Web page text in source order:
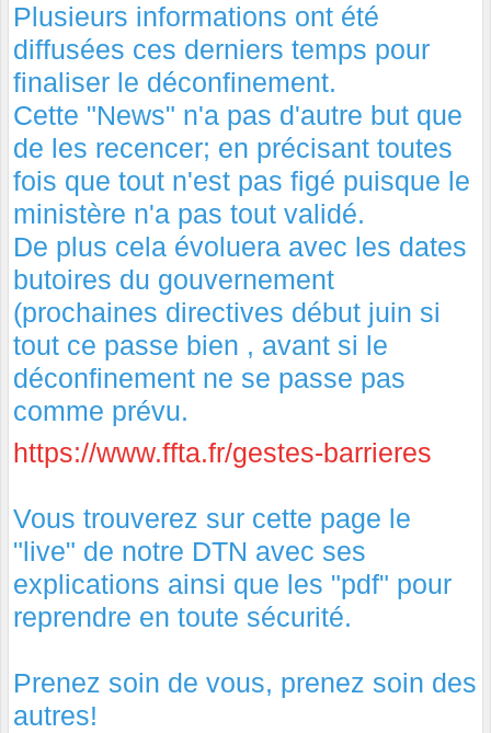
Plusieurs informations ont été
diffusées ces derniers temps pour
finaliser le déconfinement.
Cette "News" n'a pas d'autre but que
de les recencer; en précisant toutes
fois que tout n'est pas figé puisque le
ministère n'a pas tout validé.
De plus cela évoluera avec les dates
butoires du gouvernement
(prochaines directives début juin si
tout ce passe bien , avant si le
déconfinement ne se passe pas
comme prévu.
https://www.ffta.fr/gestes-barrieres
Vous trouverez sur cette page le
"live" de notre DTN avec ses
explications ainsi que les "pdf" pour
reprendre en toute sécurité.
Prenez soin de vous, prenez soin des
autres!